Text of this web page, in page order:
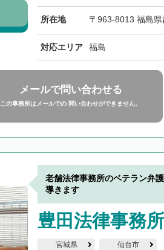
所在地 〒963-8013 福島
対応エリア 福島
メールで問い合わせる
この事務所はメールでの 問い合わせができません。
老舗法律事務所のベテラン弁
導きます
豊田法律事務所
宮城県 仙台市